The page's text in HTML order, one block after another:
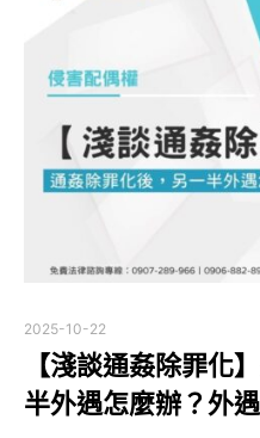
2025-10-22
【淺談通姦除罪化
半外遇怎麼辦？外